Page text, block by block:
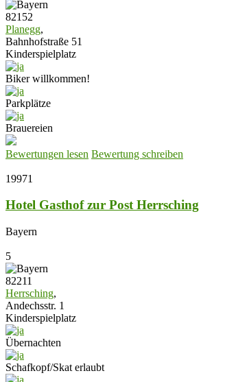
82152
Planegg,
Bahnhofstraße 51
Kinderspielplatz
Biker willkommen!
Parkplätze
Brauereien
Bewertungen lesen Bewertung schreiben
19971
Hotel Gasthof zur Post Herrsching
Bayern
5
82211
Herrsching,
Andechsstr. 1
Kinderspielplatz
Übernachten
Schafkopf/Skat erlaubt